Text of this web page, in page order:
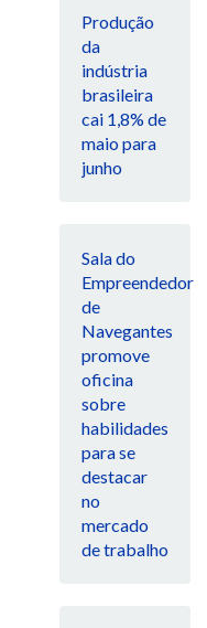
Produção
da
indústria
brasileira
cai 1,8% de
maio para
junho
Sala do
Empreendedor
de
Navegantes
promove
oficina
sobre
habilidades
para se
destacar
no
mercado
de trabalho